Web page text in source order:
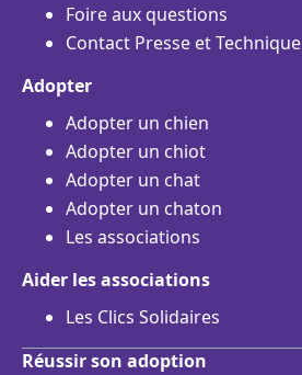
Foire aux questions
Contact Presse et Technique
Adopter
Adopter un chien
Adopter un chiot
Adopter un chat
Adopter un chaton
Les associations
Aider les associations
Les Clics Solidaires
Réussir son adoption